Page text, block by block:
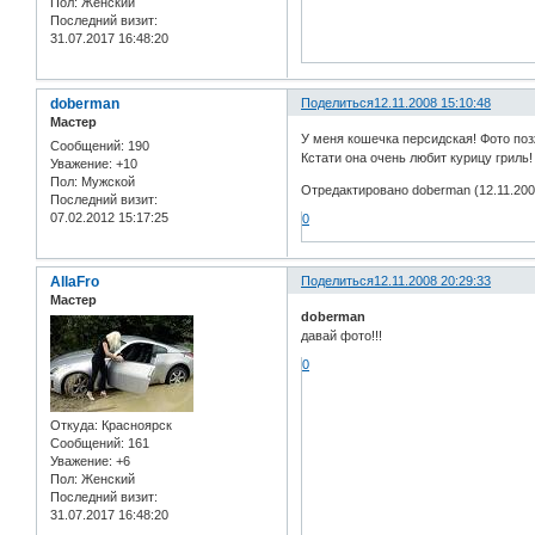
Последний визит:
31.07.2017 16:48:20
Поделиться12.11.2008 15:10:48
doberman
Мастер
Сообщений: 190
Уважение: +10
Пол: Мужской
Последний визит:
07.02.2012 15:17:25
У меня кошечка персидская! Фото
Кстати она очень любит курицу гриль!
Отредактировано doberman
0
Поделиться12.11.2008 20:29:33
AllaFro
Мастер
Откуда: Красноярск
Сообщений: 161
Уважение: +6
Пол: Женский
Последний визит:
31.07.2017 16:48:20
doberman
давай фото!!!
0